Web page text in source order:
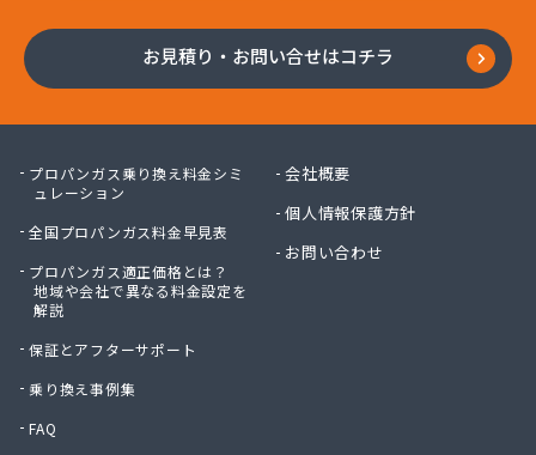
株式会社ヤマアキ
株式会社よしや商店
株式会社リピックス
株式会社リピックス 春日井センター
株式会社一プロ
株式会社稲藤商店
株式会社稲葉エネクス
株式会社宇佐美プロパン
株式会社下林
お見積り・お問い合せはコチラ
プロパンガス乗り換え料金シミ
ュレーション
全国プロパンガス料金早見表
プロパンガス適正価格とは？
地域や会社で異なる料金設定を
解説
保証とアフターサポート
乗り換え事例集
FAQ
会社概要
個人情報保護方針
お問い合わせ